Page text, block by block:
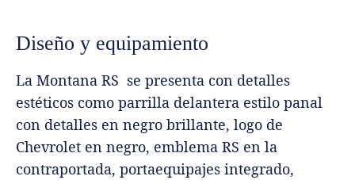
Diseño y equipamiento
La Montana RS se presenta con detalles
estéticos como parrilla delantera estilo panal
con detalles en negro brillante, logo de
Chevrolet en negro, emblema RS en la
contraportada, portaequipajes integrado,